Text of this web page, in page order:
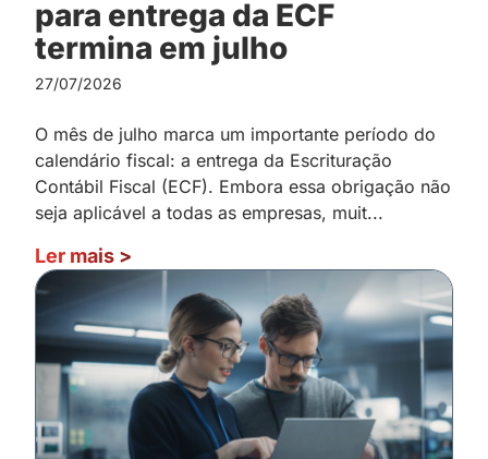
para entrega da ECF
termina em julho
27/07/2026
O mês de julho marca um importante período do
calendário fiscal: a entrega da Escrituração
Contábil Fiscal (ECF). Embora essa obrigação não
seja aplicável a todas as empresas, muit...
Ler mais >